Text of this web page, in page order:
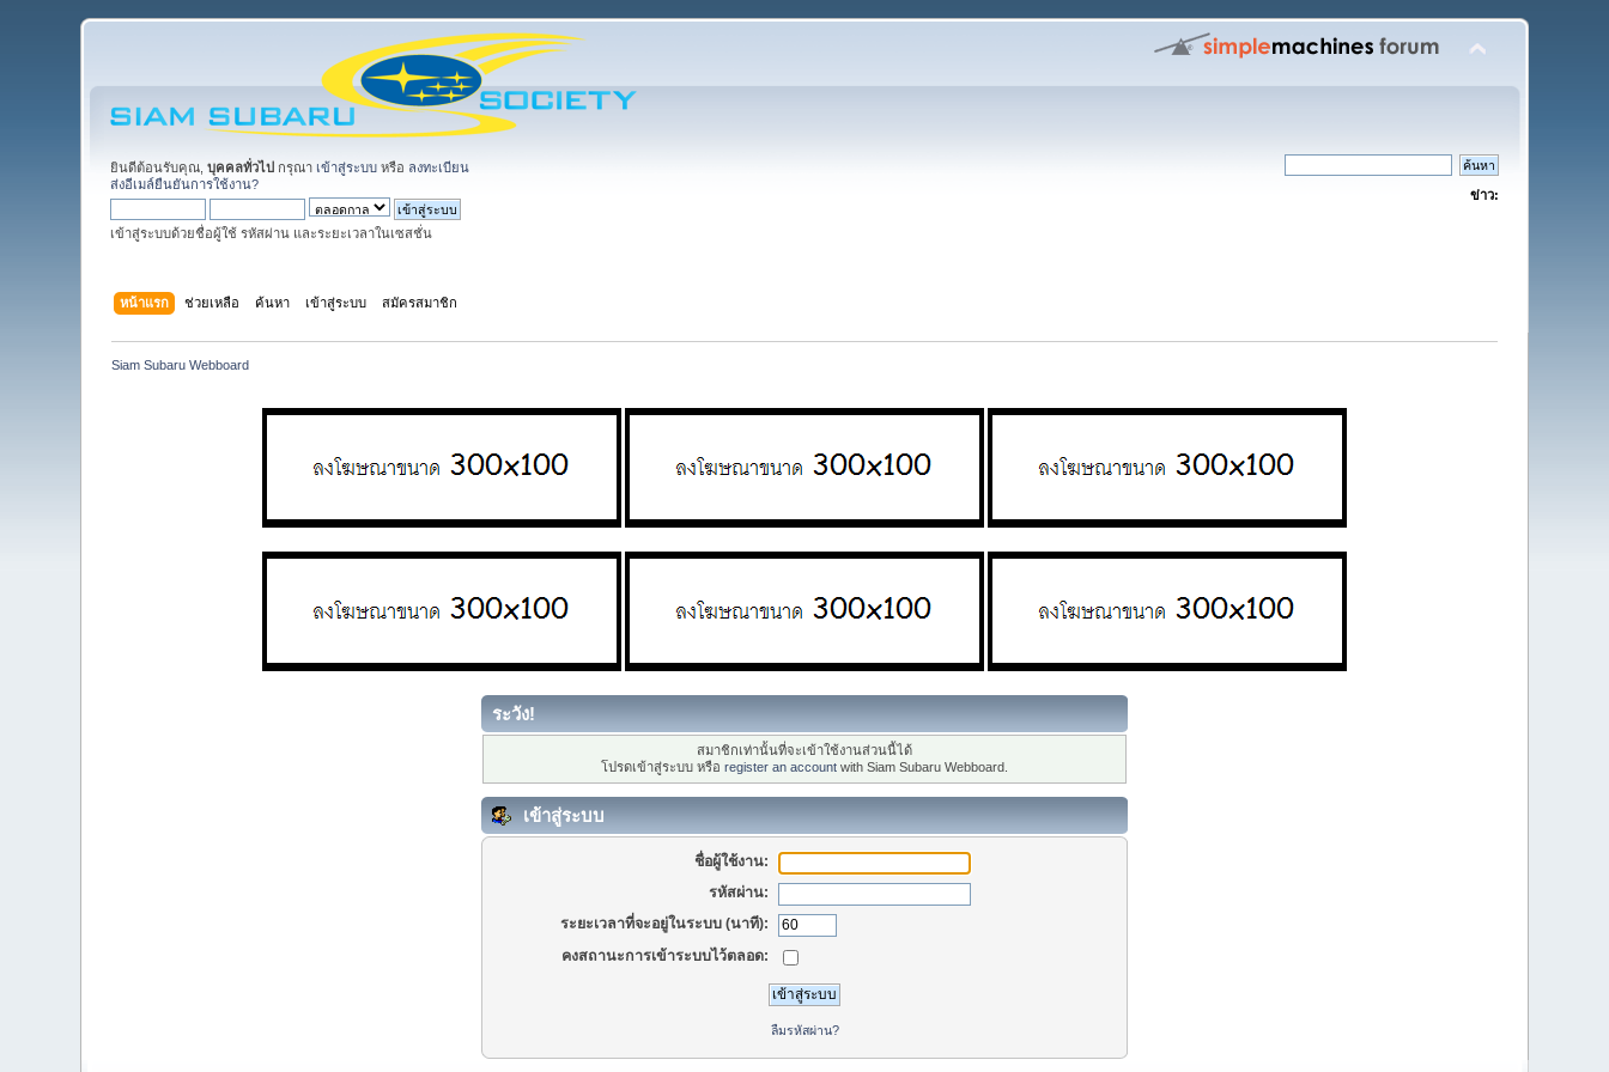
ยินดีต้อนรับคุณ,บุคคลทั่วไป กรุณา เข้าสู่ระบบ หรือ ลงทะเบียน
ส่งอีเมล์ยืนยันการใช้งาน?
เข้าสู่ระบบด้วยชื่อผู้ใช้ รหัสผ่าน และระยะเวลาในเซสชั่น
ข่าว:
หน้าแรก ช่วยเหลือ ค้นหา เข้าสู่ระบบ สมัครสมาชิก
Siam Subaru Webboard
ระวัง!
สมาชิกเท่านั้นที่จะเข้าใช้งานส่วนนี้ได้
โปรดเข้าสู่ระบบ หรือ register an account with Siam Subaru Webboard.
เข้าสู่ระบบ
ชื่อผู้ใช้งาน:
รหัสผ่าน:
ระยะเวลาที่จะอยู่ในระบบ (นาที):
คงสถานะการเข้าระบบไว้ตลอด:
ลืมรหัสผ่าน?